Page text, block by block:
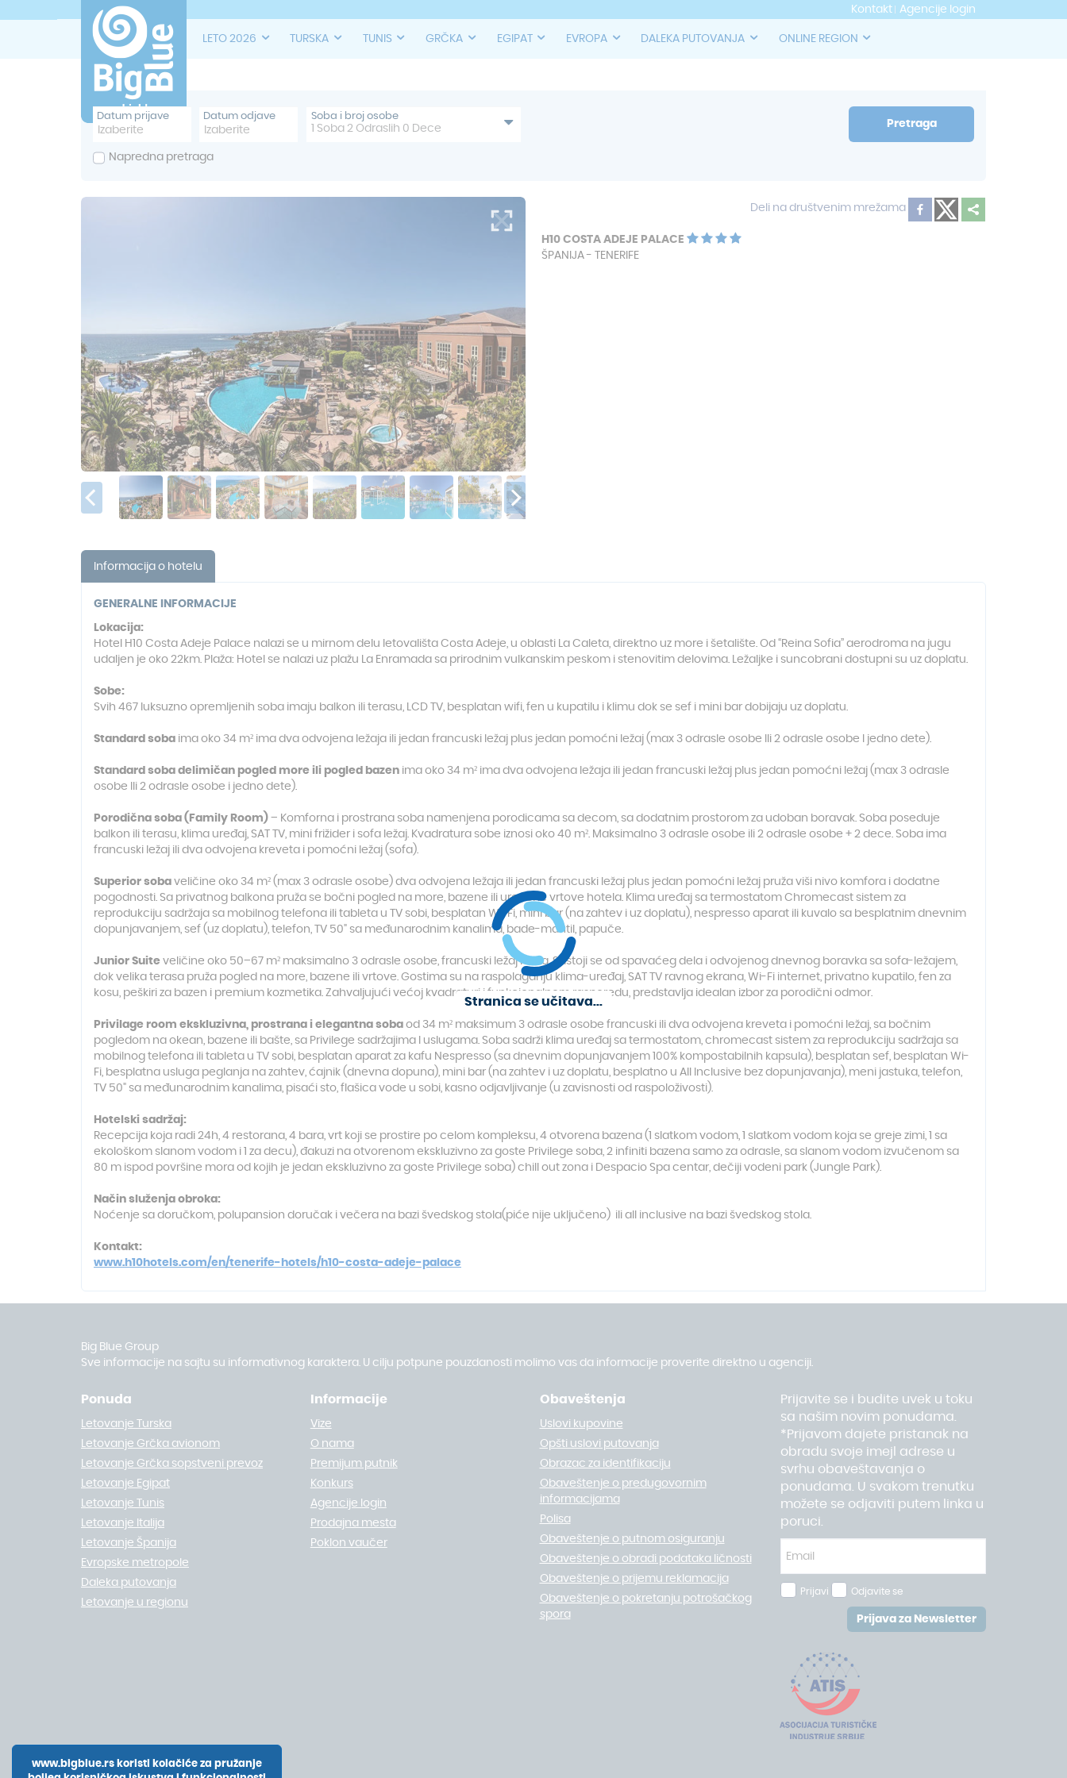
Kontakt Agencije login
LETO 2026 TURSKA TUNIS GRČKA EGIPAT EVROPA DALEKA PUTOVANJA ONLINE REGION
Datum prijave Datum odjave Soba i broj osobe
Soba 2 Odraslih 0 Dece Pretraga
Napredna pretraga
Deli na društvenim mrežama
H10 COSTA ADEJE PALACE
ŠPANIJA - TENERIFE
Informacija o hotelu
GENERALNE INFORMACIJE
Lokacija:
Hotel H10 Costa Adeje Palace nalazi se u mirnom delu letovališta Costa Adeje, u oblasti La Caleta, direktno uz more i šetalište. Od “Reina Sofia” aerodroma na jugu
udaljen je oko 22km. Plaža: Hotel se nalazi uz plažu La Enramada sa prirodnim vulkanskim peskom i stenovitim delovima. Ležaljke i suncobrani dostupni su uz doplatu.
Sobe:
Svih 467 luksuzno opremljenih soba imaju balkon ili terasu, LCD TV, besplatan wifi, fen u kupatilu i klimu dok se sef i mini bar dobijaju uz doplatu.
Standard soba ima oko 34 m² ima dva odvojena ležaja ili jedan francuski ležaj plus jedan pomoćni ležaj (max 3 odrasle osobe Ili 2 odrasle osobe I jedno dete).
Standard soba delimičan pogled more ili pogled bazen ima oko 34 m² ima dva odvojena ležaja ili jedan francuski ležaj plus jedan pomoćni ležaj (max 3 odrasle
osobe Ili 2 odrasle osobe i jedno dete).
Porodična soba (Family Room) – Komforna i prostrana soba namenjena porodicama sa decom, sa dodatnim prostorom za udoban boravak. Soba poseduje
balkon ili terasu, klima uređaj, SAT TV, mini frižider i sofa ležaj. Kvadratura sobe iznosi oko 40 m². Maksimalno 3 odrasle osobe ili 2 odrasle osobe + 2 dece. Soba ima
francuski ležaj ili dva odvojena kreveta i pomoćni ležaj (sofa).
Superior soba veličine oko 34 m² (max 3 odrasle osobe) dva odvojena ležaja ili jedan francuski ležaj plus jedan pomoćni ležaj pruža viši nivo komfora i dodatne
pogodnosti. Sa privatnog balkona pruža se bočni pogled na more, bazene ili uređene vrtove hotela. Klima uređaj sa termostatom Chromecast sistem za
reprodukciju sadržaja sa mobilnog telefona ili tableta u TV sobi, besplatan Wi-Fi, mini bar (na zahtev i uz doplatu), nespresso aparat ili kuvalo sa besplatnim dnevnim
dopunjavanjem, sef (uz doplatu), telefon, TV 50" sa međunarodnim kanalima, bade-mantil, papuče.
Junior Suite veličine oko 50–67 m² maksimalno 3 odrasle osobe, francuski ležaj i sofa. Sastoji se od spavaćeg dela i odvojenog dnevnog boravka sa sofa-ležajem,
dok velika terasa pruža pogled na more, bazene ili vrtove. Gostima su na raspolaganju klima-uređaj, SAT TV ravnog ekrana, Wi-Fi internet, privatno kupatilo, fen za
kosu, peškiri za bazen i premium kozmetika. Zahvaljujući većoj kvadraturi i funkcionalnom rasporedu, predstavlja idealan izbor za porodični odmor.
Privilage room ekskluzivna, prostrana i elegantna soba od 34 m² maksimum 3 odrasle osobe francuski ili dva odvojena kreveta i pomoćni ležaj, sa bočnim
pogledom na okean, bazene ili bašte, sa Privilege sadržajima I uslugama. Soba sadrži klima uređaj sa termostatom, chromecast sistem za reprodukciju sadržaja sa
mobilnog telefona ili tableta u TV sobi, besplatan aparat za kafu Nespresso (sa dnevnim dopunjavanjem 100% kompostabilnih kapsula), besplatan sef, besplatan Wi-
Fi, besplatna usluga peglanja na zahtev, ćajnik (dnevna dopuna), mini bar (na zahtev i uz doplatu, besplatno u All Inclusive bez dopunjavanja), meni jastuka, telefon,
TV 50" sa međunarodnim kanalima, pisaći sto, flašica vode u sobi, kasno odjavljivanje (u zavisnosti od raspoloživosti).
Hotelski sadržaj:
Recepcija koja radi 24h, 4 restorana, 4 bara, vrt koji se prostire po celom kompleksu, 4 otvorena bazena (1 slatkom vodom, 1 slatkom vodom koja se greje zimi, 1 sa
ekološkom slanom vodom i 1 za decu), đakuzi na otvorenom ekskluzivno za goste Privilege soba, 2 infiniti bazena samo za odrasle, sa slanom vodom izvučenom sa
80 m ispod površine mora od kojih je jedan ekskluzivno za goste Privilege soba) chill out zona i Despacio Spa centar, dečiji vodeni park (Jungle Park).
Način služenja obroka:
Noćenje sa doručkom, polupansion doručak i večera na bazi švedskog stola(piće nije uključeno) ili all inclusive na bazi švedskog stola.
Kontakt:
www.h10hotels.com/en/tenerife-hotels/h10-costa-adeje-palace
Big Blue Group
Sve informacije na sajtu su informativnog karaktera. U cilju potpune pouzdanosti molimo vas da informacije proverite direktno u agenciji.
Ponuda
Letovanje Turska
Letovanje Grčka avionom
Letovanje Grčka sopstveni prevoz
Letovanje Egipat
Letovanje Tunis
Letovanje Italija
Letovanje Španija
Evropske metropole
Daleka putovanja
Letovanje u regionu
Informacije
Vize
O nama
Premijum putnik
Konkurs
Agencije login
Prodajna mesta
Poklon vaučer
Obaveštenja
Uslovi kupovine
Opšti uslovi putovanja
Obrazac za identifikaciju
Obaveštenje o predugovornim
informacijama
Polisa
Obaveštenje o putnom osiguranju
Obaveštenje o obradi podataka ličnosti
Obaveštenje o prijemu reklamacija
Obaveštenje o pokretanju potrošačkog
spora
Prijavite se i budite uvek u toku
sa našim novim ponudama.
*Prijavom dajete pristanak na
obradu svoje imejl adrese u
svrhu obaveštavanja o
ponudama. U svakom trenutku
možete se odjaviti putem linka u
poruci.
Prijavi Odjavite se
Prijava za Newsletter
Stranica se učitava...
www.bigblue.rs koristi kolačiće za pružanje